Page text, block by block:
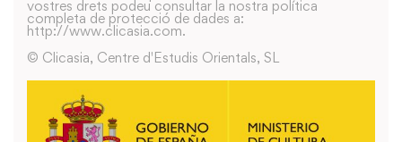
vostres drets podeu consultar la nostra política
completa de protecció de dades a:
http://www.clicasia.com.
© Clicasia, Centre d'Estudis Orientals, SL